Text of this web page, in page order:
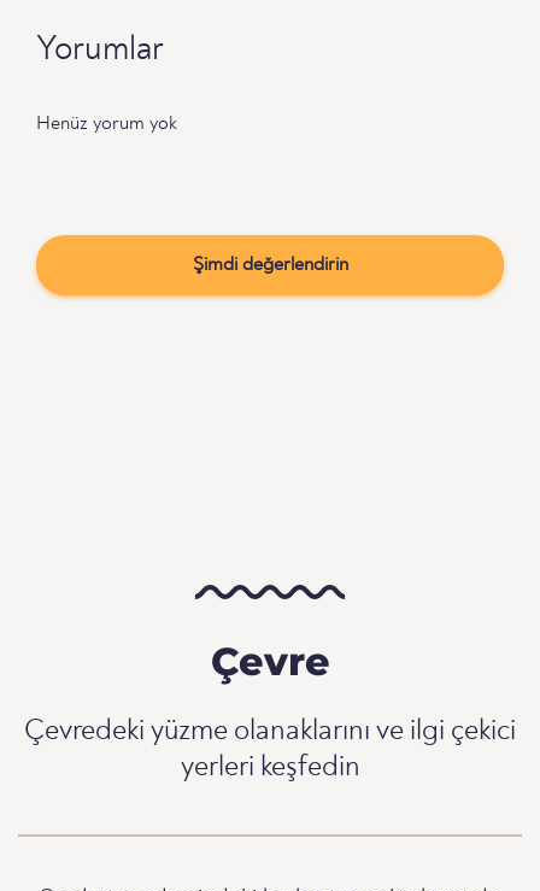
Yorumlar
Henüz yorum yok
Şimdi değerlendirin
Çevre
Çevredeki yüzme olanaklarını ve ilgi çekici
yerleri keşfedin